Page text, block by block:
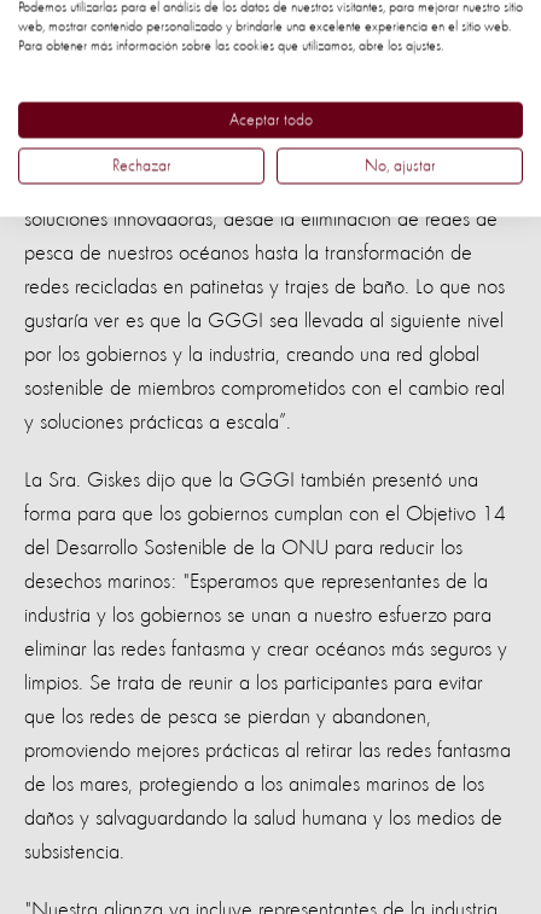
necesita un enfoque global para que el problema de las
redes fantasmas sea vigilado y resuelto a gran escala. Los
"Nuestra Iniciativa Global de Redes Fantasma cuenta con
más de 80 participantes de la industria que impulsan
soluciones innovadoras, desde la eliminación de redes de
pesca de nuestros océanos hasta la transformación de
redes recicladas en patinetas y trajes de baño. Lo que nos
gustaría ver es que la GGGI sea llevada al siguiente nivel
por los gobiernos y la industria, creando una red global
sostenible de miembros comprometidos con el cambio real
y soluciones prácticas a escala”.
La Sra. Giskes dijo que la GGGI también presentó una
forma para que los gobiernos cumplan con el Objetivo 14
del Desarrollo Sostenible de la ONU para reducir los
desechos marinos: "Esperamos que representantes de la
industria y los gobiernos se unan a nuestro esfuerzo para
eliminar las redes fantasma y crear océanos más seguros y
limpios. Se trata de reunir a los participantes para evitar
que los redes de pesca se pierdan y abandonen,
promoviendo mejores prácticas al retirar las redes fantasma
de los mares, protegiendo a los animales marinos de los
daños y salvaguardando la salud humana y los medios de
subsistencia.
Podemos utilizarlas para el análisis de los datos de nuestros visitantes, para mejorar nuestro sitio
web, mostrar contenido personalizado y brindarle una excelente experiencia en el sitio web.
Para obtener más información sobre las cookies que utilizamos, abre los ajustes.
Aceptar todo
Rechazar No, ajustar